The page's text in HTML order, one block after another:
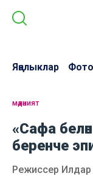
Яңалыклар Фото
мәдәният
«Сафа
беренче
Режиссер Илдар